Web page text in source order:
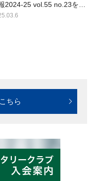
2024-25 vol.55 no.23を…
ちら